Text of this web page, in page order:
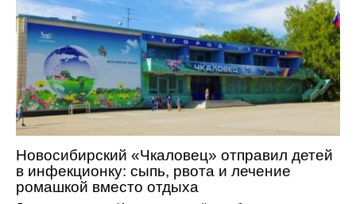
Новосибирский «Чкаловец» отправил детей
в инфекционку: сыпь, рвота и лечение
ромашкой вместо отдыха